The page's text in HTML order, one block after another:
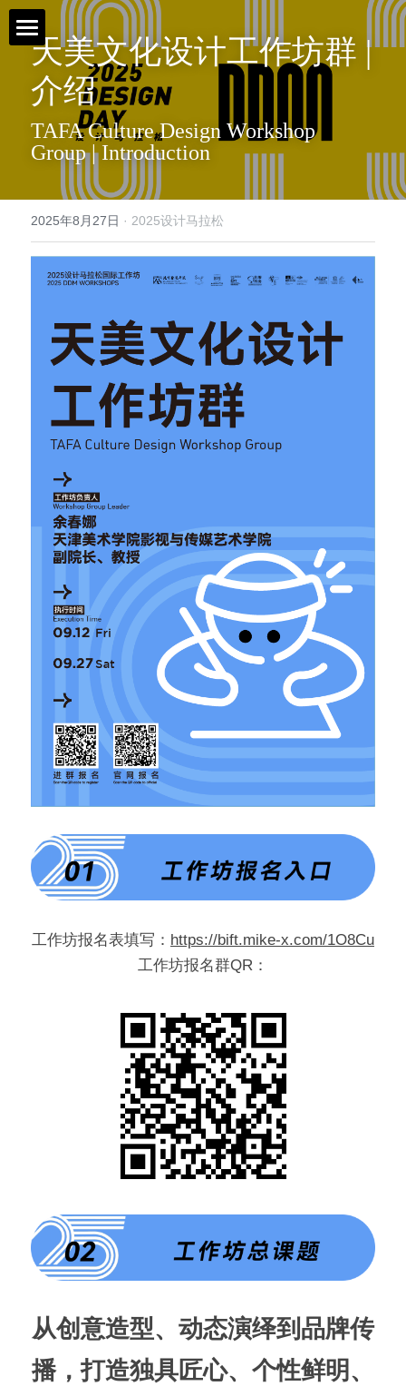
首页 / Home
新闻 / News
视频 / Videos
导师与嘉宾 / Tutors
媒体与组织 / Media&Organization
问答集/Q&A
天美文化设计工作坊群 |
介绍
TAFA Culture Design Workshop
Group | Introduction
2025年8月27日 · 2025设计马拉松
工作坊报名表填写： https://bift.mike-x.com/1O8Cu
工作坊报名群QR：
从创意造型、动态演绎到品牌传
播，打造独具匠心、个性鲜明、